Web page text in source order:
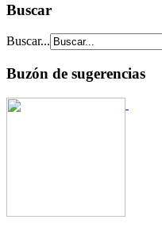
Buscar
Buscar...
Buzón de sugerencias